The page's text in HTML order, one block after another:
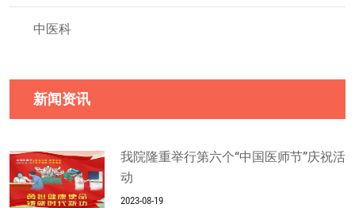
中医科
新闻资讯
我院隆重举行第六个“中国医师节”庆祝活
动
2023-08-19